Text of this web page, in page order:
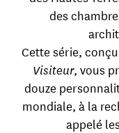
des
Cette série,
Visiteur, vous
douze
mondiale, à la
appelé